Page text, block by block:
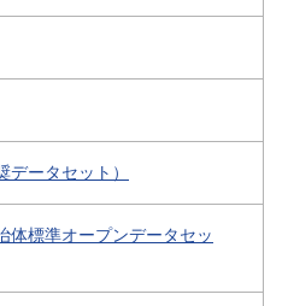
ータセット）
体標準オープンデータセッ